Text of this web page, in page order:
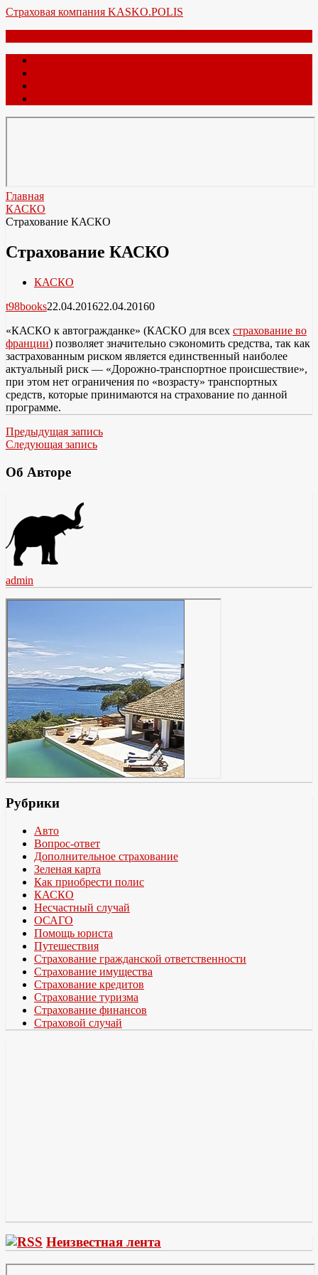
Перейти
Страховая компания KASKO.POLIS
Главная
КАСКО
Страхование КАСКО
Страхование КАСКО
КАСКО
t98books22.04.201622.04.20160
«КАСКО к автогражданке» (КАСКО для всех страхование во
франции) позволяет значительно сэкономить средства, так как
застрахованным риском является единственный наиболее
актуальный риск — «Дорожно-транспортное происшествие»,
при этом нет ограничения по «возрасту» транспортных
средств, которые принимаются на страхование по данной
программе.
Предыдущая запись
Следующая запись
Об Авторе
admin
Рубрики
Авто
Вопрос-ответ
Дополнительное страхование
Зеленая карта
Как приобрести полис
КАСКО
Несчастный случай
ОСАГО
Помощь юриста
Путешествия
Страхование гражданской ответственности
Страхование имущества
Страхование кредитов
Страхование туризма
Страхование финансов
Страховой случай
Неизвестная лента